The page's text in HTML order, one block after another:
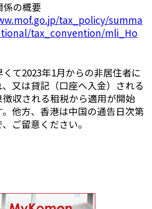
係の概要
tax_policy/summa
tax_convention/mli_Ho
て2023年1月からの非居住者に
又は貸記（口座へ入金）される
収される租税から適用が開始
。他方、香港は中国の通告日次第
ご留意ください。